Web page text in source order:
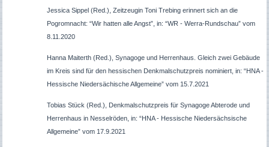
Jessica Sippel (Red.), Zeitzeugin Toni Trebing erinnert sich an die
Pogromnacht: “Wir hatten alle Angst”, in: “WR - Werra-Rundschau” vom
8.11.2020
Hanna Maiterth (Red.), Synagoge und Herrenhaus. Gleich zwei Gebäude
im Kreis sind für den hessischen Denkmalschutzpreis nominiert, in: “HNA -
Hessische Niedersächische Allgemeine” vom 15.7.2021
Tobias Stück (Red.), Denkmalschutzpreis für Synagoge Abterode und
Herrenhaus in Nesselröden, in: “HNA - Hessische Niedersächsische
Allgemeine” vom 17.9.2021